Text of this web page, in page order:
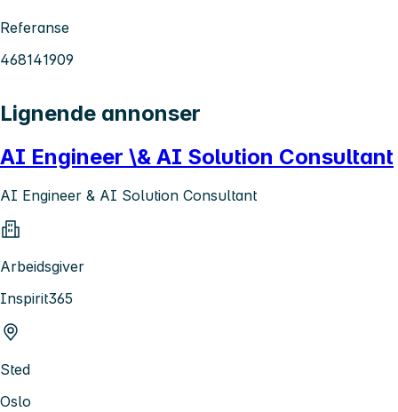
Referanse
468141909
Lignende annonser
AI Engineer \& AI Solution Consultant
AI Engineer & AI Solution Consultant
Arbeidsgiver
Inspirit365
Sted
Oslo